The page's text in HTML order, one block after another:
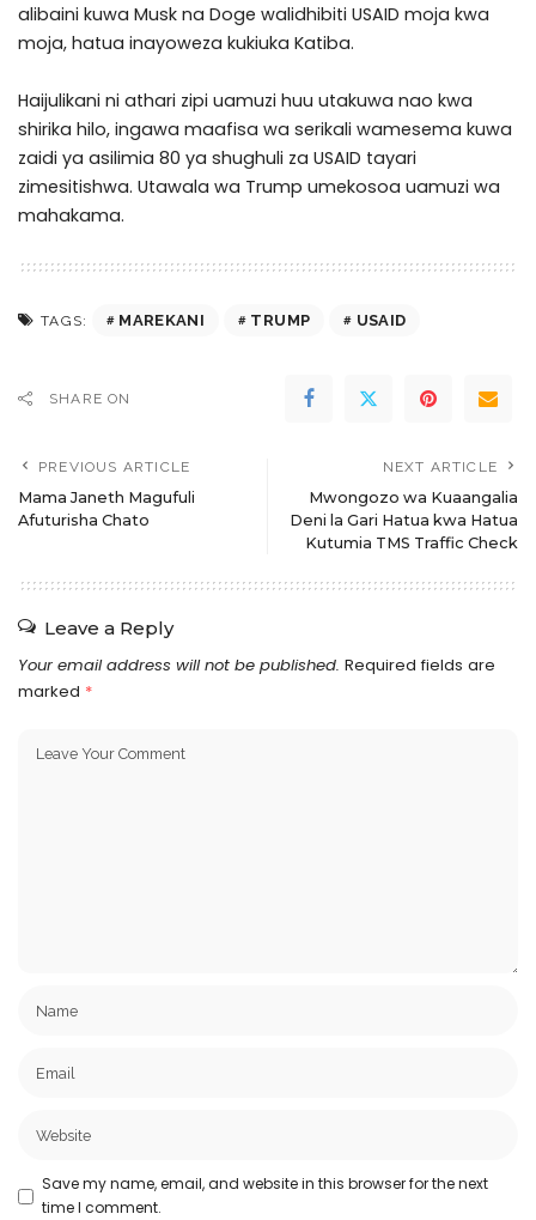
alibaini kuwa Musk na Doge walidhibiti USAID moja kwa
moja, hatua inayoweza kukiuka Katiba.
Haijulikani ni athari zipi uamuzi huu utakuwa nao kwa
shirika hilo, ingawa maafisa wa serikali wamesema kuwa
zaidi ya asilimia 80 ya shughuli za USAID tayari
zimesitishwa. Utawala wa Trump umekosoa uamuzi wa
mahakama.
TAGS: MAREKANI TRUMP USAID
SHARE ON
PREVIOUS ARTICLE
Mama Janeth Magufuli
Afuturisha Chato
NEXT ARTICLE
Mwongozo wa Kuaangalia
Deni la Gari Hatua kwa Hatua
Kutumia TMS Traffic Check
Leave a Reply
Your email address will not be published. Required fields are
marked *
Save my name, email, and website in this browser for the next
time I comment.